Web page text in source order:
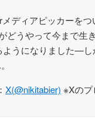
ディアピッカーを
どうやって今まで生
うになりました—し
X(@nikitabier) ※Xのプ